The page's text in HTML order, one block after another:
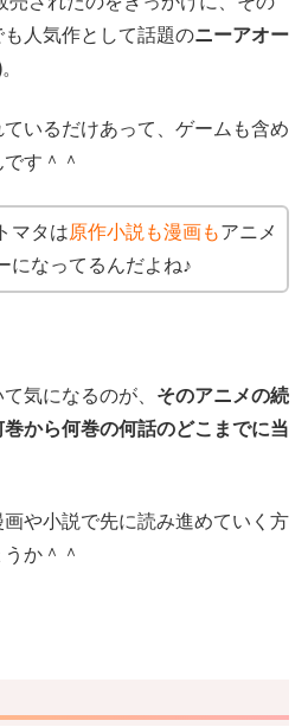
人気作として話題のニーアオー
。
いるだけあって、ゲームも含め
す＾＾
マタは原作小説も漫画もアニメ
になってるんだよね♪
気になるのが、 そのアニメの続
から何巻の何話のどこまでに当
や小説で先に読み進めていく方
か＾＾